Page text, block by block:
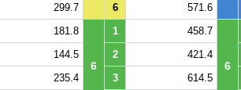
299.7 6 571.6
181.8
6
1 458.7
6
144.5 2 421.4
235.4 3 614.5